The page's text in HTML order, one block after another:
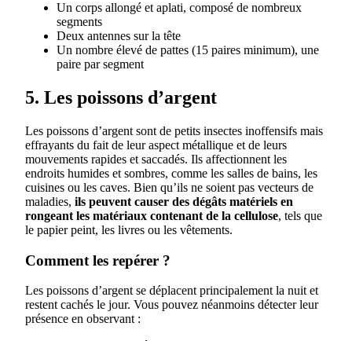
Un corps allongé et aplati, composé de nombreux
segments
Deux antennes sur la tête
Un nombre élevé de pattes (15 paires minimum), une
paire par segment
5. Les poissons d’argent
Les poissons d’argent sont de petits insectes inoffensifs mais
effrayants du fait de leur aspect métallique et de leurs
mouvements rapides et saccadés. Ils affectionnent les
endroits humides et sombres, comme les salles de bains, les
cuisines ou les caves. Bien qu’ils ne soient pas vecteurs de
maladies, ils peuvent causer des dégâts matériels en
rongeant les matériaux contenant de la cellulose, tels que
le papier peint, les livres ou les vêtements.
Comment les repérer ?
Les poissons d’argent se déplacent principalement la nuit et
restent cachés le jour. Vous pouvez néanmoins détecter leur
présence en observant :